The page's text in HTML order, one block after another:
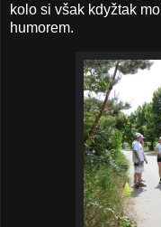
kolo si však kdyžtak
humorem.